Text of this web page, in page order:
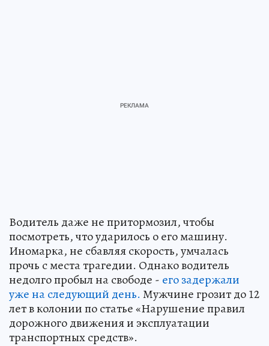
Водитель даже не притормозил, чтобы
посмотреть, что ударилось о его машину.
Иномарка, не сбавляя скорость, умчалась
прочь с места трагедии. Однако водитель
недолго пробыл на свободе - его задержали
уже на следующий день. Мужчине грозит до 12
лет в колонии по статье «Нарушение правил
дорожного движения и эксплуатации
транспортных средств».